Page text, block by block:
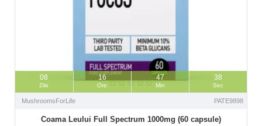
08
Zile
16
Ore
47
Min
37
Sec
MushroomsForLife PATE9898
Coama Leului Full Spectrum 1000mg (60 capsule)